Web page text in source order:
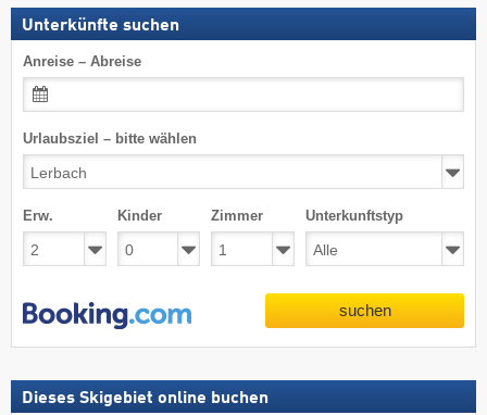
Unterkünfte suchen
Anreise – Abreise
Urlaubsziel – bitte wählen
Erw. Kinder Zimmer Unterkunftstyp
suchen
Dieses Skigebiet online buchen